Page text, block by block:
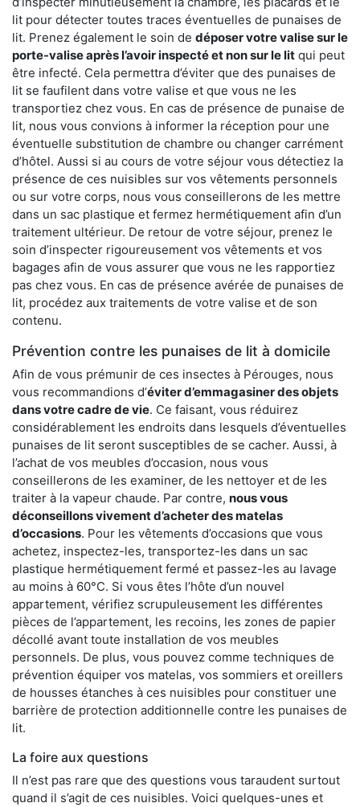
lit pour détecter toutes traces éventuelles de punaises de
lit. Prenez également le soin de déposer votre valise sur le
porte-valise après l’avoir inspecté et non sur le lit qui peut
être infecté. Cela permettra d’éviter que des punaises de
lit se faufilent dans votre valise et que vous ne les
transportiez chez vous. En cas de présence de punaise de
lit, nous vous convions à informer la réception pour une
éventuelle substitution de chambre ou changer carrément
d’hôtel. Aussi si au cours de votre séjour vous détectiez la
présence de ces nuisibles sur vos vêtements personnels
ou sur votre corps, nous vous conseillerons de les mettre
dans un sac plastique et fermez hermétiquement afin d’un
traitement ultérieur. De retour de votre séjour, prenez le
soin d’inspecter rigoureusement vos vêtements et vos
bagages afin de vous assurer que vous ne les rapportiez
pas chez vous. En cas de présence avérée de punaises de
lit, procédez aux traitements de votre valise et de son
contenu.
Prévention contre les punaises de lit à domicile
Afin de vous prémunir de ces insectes à Pérouges, nous
vous recommandions d’éviter d’emmagasiner des objets
dans votre cadre de vie. Ce faisant, vous réduirez
considérablement les endroits dans lesquels d’éventuelles
punaises de lit seront susceptibles de se cacher. Aussi, à
l’achat de vos meubles d’occasion, nous vous
conseillerons de les examiner, de les nettoyer et de les
traiter à la vapeur chaude. Par contre, nous vous
déconseillons vivement d’acheter des matelas
d’occasions. Pour les vêtements d’occasions que vous
achetez, inspectez-les, transportez-les dans un sac
plastique hermétiquement fermé et passez-les au lavage
au moins à 60°C. Si vous êtes l’hôte d’un nouvel
appartement, vérifiez scrupuleusement les différentes
pièces de l’appartement, les recoins, les zones de papier
décollé avant toute installation de vos meubles
personnels. De plus, vous pouvez comme techniques de
prévention équiper vos matelas, vos sommiers et oreillers
de housses étanches à ces nuisibles pour constituer une
barrière de protection additionnelle contre les punaises de
lit.
La foire aux questions
Il n’est pas rare que des questions vous taraudent surtout
quand il s’agit de ces nuisibles. Voici quelques-unes et